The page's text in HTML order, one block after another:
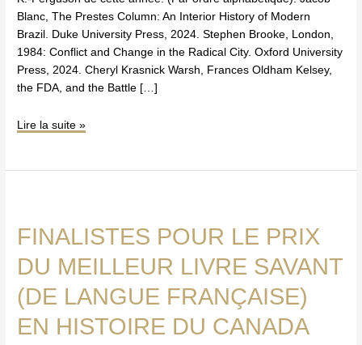
Blanc, The Prestes Column: An Interior History of Modern
Brazil. Duke University Press, 2024. Stephen Brooke, London,
1984: Conflict and Change in the Radical City. Oxford University
Press, 2024. Cheryl Krasnick Warsh, Frances Oldham Kelsey,
the FDA, and the Battle […]
Lire la suite »
FINALISTES POUR LE PRIX
DU MEILLEUR LIVRE SAVANT
(DE LANGUE FRANÇAISE)
EN HISTOIRE DU CANADA
le
prix
du
livre
savant
(de